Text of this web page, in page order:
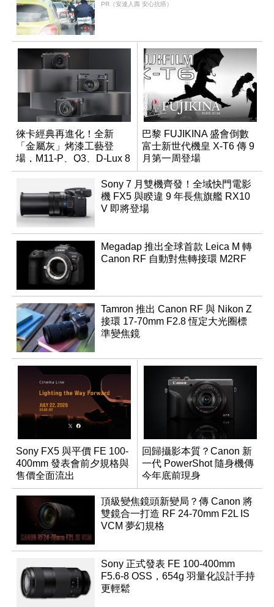
PR（安達人壽 安心抗癌）
徠卡經典再進化！全新
「金屬灰」烤漆工藝登
場，M11-P、Q3、D-Lux 8
領銜換裝
巴黎 FUJIKINA 盛會倒數
富士新世代機皇 X-T6 傳 9
月第一周登場
Sony 7 月雙機齊發！全域快門電影
機 FX5 與睽違 9 年長焦旗艦 RX10
V 即將登場
Megadap 推出全球首款 Leica M 轉
Canon RF 自動對焦轉接環 M2RF
Tamron 推出 Canon RF 與 Nikon Z
接環 17-70mm F2.8 恆定大光圈標
準變焦鏡
Sony FX5 與平價 FE 100-
400mm 發表會前夕規格與
售價全面流出
回歸攝影本質？Canon 新
一代 PowerShot 隨身機傳
今年底前現身
頂級變焦鏡頭新變局？傳 Canon 將
雙鏡合一打造 RF 24-70mm F2L IS
VCM 夢幻規格
Sony 正式發表 FE 100-400mm
F5.6-8 OSS，654g 羽量化設計手持
更輕鬆